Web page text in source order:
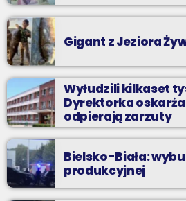
Gigant z Jeziora
Wyłudzili kilkaset
Dyrektorka
odpierają zarzuty
Bielsko-Biała:
produkcyjnej